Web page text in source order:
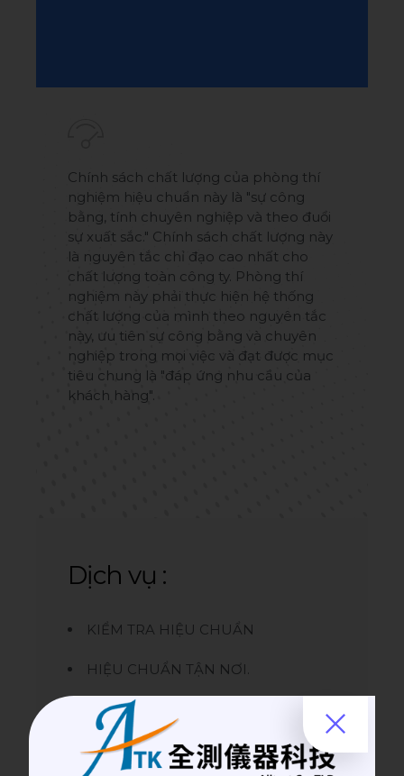
Chính sách chất lượng của phòng thí
nghiệm hiệu chuẩn này là "sự công
bằng, tính chuyên nghiệp và theo đuổi
sự xuất sắc." Chính sách chất lượng này
là nguyên tắc chỉ đạo cao nhất cho
chất lượng toàn công ty. Phòng thí
nghiệm này phải thực hiện hệ thống
chất lượng của mình theo nguyên tắc
này, ưu tiên sự công bằng và chuyên
nghiệp trong mọi việc và đạt được mục
tiêu chung là "đáp ứng nhu cầu của
khách hàng".
Dịch vụ :
KIỂM TRA HIỆU CHUẨN
HIỆU CHUẨN TẬN NƠI.
HIỆU CHUẦN TẠI PHÒNG THÍ
NGHIỆM.
TƯ VẤN VỀ THIẾT BỊ ĐO LƯỜNG.